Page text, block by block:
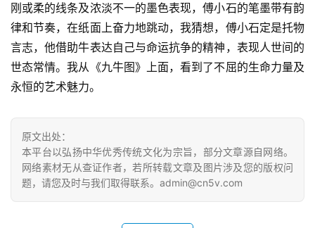
法
书
欣
赏
边
夜
话
美
刚或柔的线条及浓淡不一的墨色表现，傅小石的笔墨带有韵
律和节奏，在纸面上奋力地跳动，我猜想，傅小石定是托物
言志，他借助牛表达自己与命运抗争的精神，表现人世间的
世态常情。我从《九牛图》上面，看到了不屈的生命力量及
永恒的艺术魅力。
原文出处：
本平台以弘扬中华优秀传统文化为宗旨，部分文章源自网络。
网络素材无从查证作者，若所转载文章及图片涉及您的版权问
题，请您及时与我们取得联系。admin@cn5v.com